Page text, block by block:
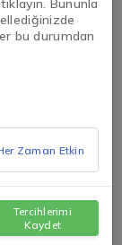
En
Bununla
bu durumdan
Zaman Etkin
Tercihlerimi
Kaydet